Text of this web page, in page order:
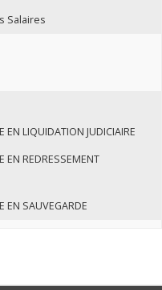
Salaires
EN LIQUIDATION JUDICIAIRE
EN REDRESSEMENT
EN SAUVEGARDE